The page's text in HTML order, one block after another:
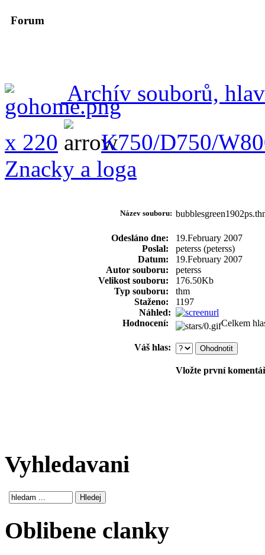
Forum
Archív souborů,
x 220
K750/D750/
Znacky a loga
Název souboru:
Odesláno dne:
19.February 2007
Poslal:
peterss (peterss)
Datum:
19.February 2007
Autor souboru:
peterss
Velikost souboru:
176.50Kb
Typ souboru:
thm
Staženo:
1197
Náhled:
Hodnocení:
Celkem
Váš hlas:
Vložte první
Vyhledavani
Oblibene clanky